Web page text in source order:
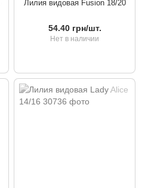
Лилия видовая Fusion 18/20
54.40 грн/шт.
Нет в наличии